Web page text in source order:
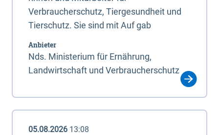
Verbraucherschutz, Tiergesundheit und
Tierschutz. Sie sind mit Auf gab
Anbieter
Nds. Ministerium für Ernährung,
Landwirtschaft und Verbraucherschutz
05.08.2026 13:08